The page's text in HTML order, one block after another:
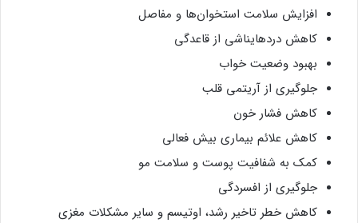
افزایش سلامت استخوان‌ها و مفاصل
کاهش دردهایناشی از قاعدگی
بهبود وضعیت خواب
جلوگیری از آریتمی قلب
کاهش فشار خون
کاهش علائم بیماری بیش فعالی
کمک به شفافیت پوست و سلامت مو
جلوگیری از افسردگی
کاهش خطر تاخیر رشد، اوتیسم و سایر مشکلات مغزی